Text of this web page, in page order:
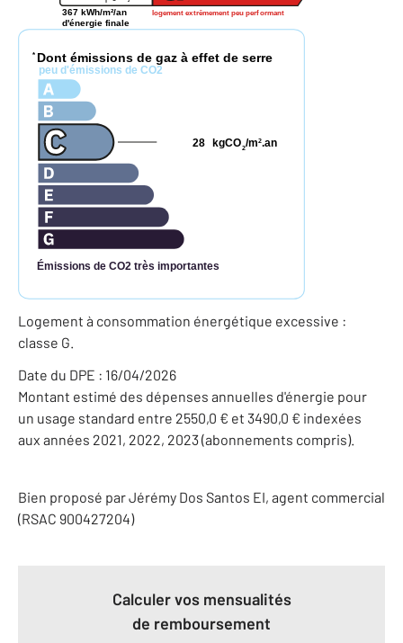
logement extrêmement peu performant
367 kWh/m²/an
d'énergie finale
* Dont émissions de gaz à effet de serre
peu d'émissions de CO2
Émissions de CO2 très importantes
kgCO2/m2.an
28
Logement à consommation énergétique excessive :
classe G.
Date du DPE : 16/04/2026
Montant estimé des dépenses annuelles d'énergie pour
un usage standard entre 2550,0 € et 3490,0 € indexées
aux années 2021, 2022, 2023 (abonnements compris).
Bien proposé parJérémy Dos Santos EI, agent commercial
(RSAC 900427204)
Calculer vos mensualités
de remboursement